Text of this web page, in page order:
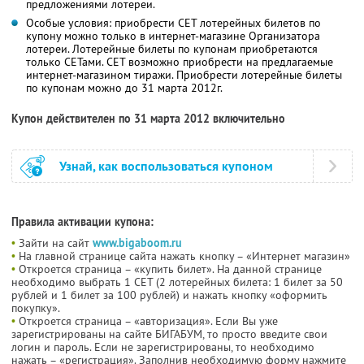
предложениями лотереи.
Особые условия: приобрести СЕТ лотерейных билетов по
купону можно только в интернет-магазине Организатора
лотереи. Лотерейные билеты по купонам приобретаются
только СЕТами. СЕТ возможно приобрести на предлагаемые
интернет-магазином тиражи. Приобрести лотерейные билеты
по купонам можно до 31 марта 2012г.
Купон действителен по 31 марта 2012 включительно
Узнай, как воспользоваться купоном
Правила активации купона:
• Зайти на сайт www.bigaboom.ru
• На главной странице сайта нажать кнопку – «Интернет магазин»
• Откроется страница – «купить билет». На данной странице
необходимо выбрать 1 СЕТ (2 лотерейных билета: 1 билет за 50
рублей и 1 билет за 100 рублей) и нажать кнопку «оформить
покупку».
• Откроется страница – «авторизация». Если Вы уже
зарегистрированы на сайте БИГАБУМ, то просто введите свои
логин и пароль. Если не зарегистрированы, то необходимо
нажать – «регистрация». Заполнив необходимую форму нажмите